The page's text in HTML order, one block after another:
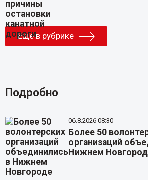
Еще в рубрике
Подробно
06.8.2026 08:30
Более 50
организаций
Нижнем